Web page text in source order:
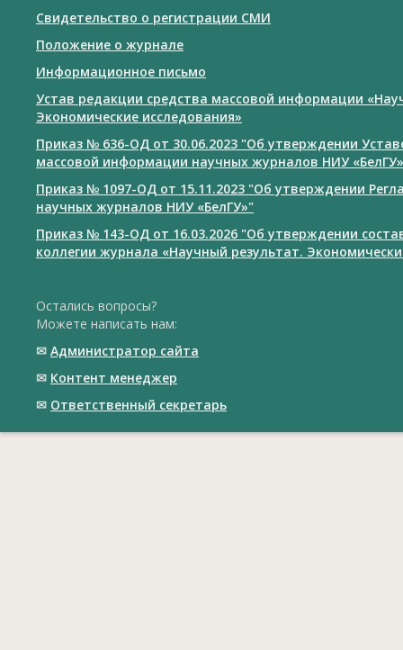
Свидетельство о регистрации СМИ
Положение о журнале
Информационное письмо
Устав редакции средства массовой информации
Экономические исследования»
Приказ № 636-ОД от 30.06.2023 "Об утверждении
массовой информации научных журналов НИУ «БелГУ»
Приказ № 1097-ОД от 15.11.2023 "Об утверждении
научных журналов НИУ «БелГУ»"
Приказ № 143-ОД от 16.03.2026 "Об утверждении
коллегии журнала «Научный результат.
Остались вопросы?
Можете написать нам:
✉ Администратор сайта
✉ Контент менеджер
✉ Ответственный cекретарь